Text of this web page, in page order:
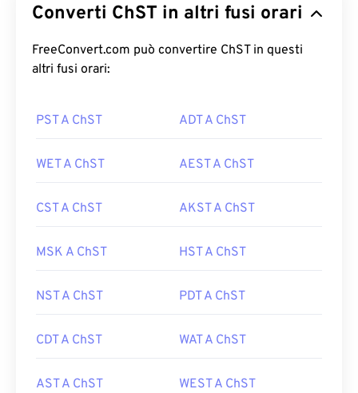
Converti ChST in altri fusi orari
FreeConvert.com può convertire ChST in questi
altri fusi orari:
PST A ChST ADT A ChST
WET A ChST AEST A ChST
CST A ChST AKST A ChST
MSK A ChST HST A ChST
NST A ChST PDT A ChST
CDT A ChST WAT A ChST
AST A ChST WEST A ChST